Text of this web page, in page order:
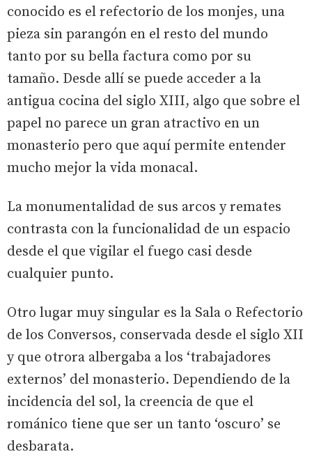
conocido es el refectorio de los monjes, una
pieza sin parangón en el resto del mundo
tanto por su bella factura como por su
tamaño. Desde allí se puede acceder a la
antigua cocina del siglo XIII, algo que sobre el
papel no parece un gran atractivo en un
monasterio pero que aquí permite entender
mucho mejor la vida monacal.
La monumentalidad de sus arcos y remates
contrasta con la funcionalidad de un espacio
desde el que vigilar el fuego casi desde
cualquier punto.
Otro lugar muy singular es la Sala o Refectorio
de los Conversos, conservada desde el siglo XII
y que otrora albergaba a los ‘trabajadores
externos’ del monasterio. Dependiendo de la
incidencia del sol, la creencia de que el
románico tiene que ser un tanto ‘oscuro’ se
desbarata.